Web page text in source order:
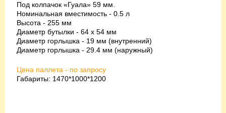
Под колпачок «Гуала» 59 мм.
Номинальная вместимость - 0.5 л
Высота - 255 мм
Диаметр бутылки - 64 х 54 мм
Диаметр горлышка - 19 мм (внутренний)
Диаметр горлышка - 29.4 мм (наружный)
Цена паллета - по запросу
Габариты: 1470*1000*1200